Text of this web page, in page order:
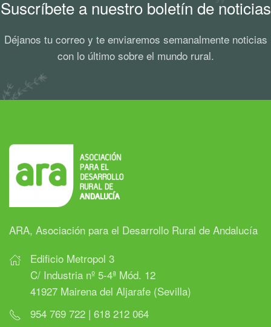
Suscríbete a nuestro boletín de noticias
Déjanos tu correo y te enviaremos semanalmente noticias
con lo último sobre el mundo rural.
ARA, Asociación para el Desarrollo Rural de Andalucía
Edificio Metropol 3
C/ Industria nº 5-4ª Mód. 12
41927 Mairena del Aljarafe (Sevilla)
954 769 722 | 618 212 064